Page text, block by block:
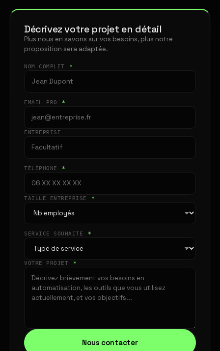
Décrivez votre projet en détail
Plus nous en savons sur vos besoins, plus notre
proposition sera adaptée.
NOM COMPLET *
EMAIL PRO *
ENTREPRISE
TÉLÉPHONE *
TAILLE ENTREPRISE *
SERVICE SOUHAITÉ *
VOTRE PROJET *
Nous contacter